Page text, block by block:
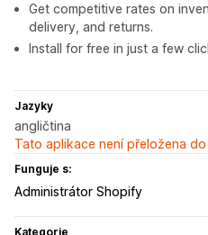
Get competitive rates on
delivery, and returns.
Install for free in just a few
Jazyky
angličtina
Tato aplikace není přeložena
Funguje s:
Administrátor Shopify
Kategorie